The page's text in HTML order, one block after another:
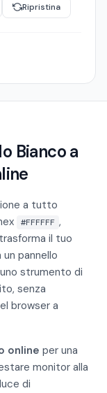
Ripristina
Bianco a
a tutto
#FFFFFF ,
il tuo
pannello
strumento di
senza
browser a
online per una
monitor alla
di